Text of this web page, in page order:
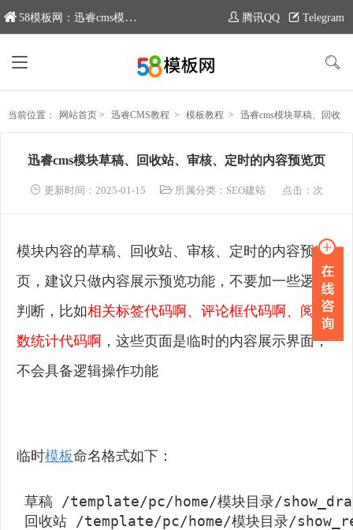
58模板网：迅睿cms模板专业分享平台，新域名：www.moban58.com 腾讯QQ Telegram
当前位置： 网站首页 > 迅睿CMS教程 > 模板教程 > 迅睿cms模块草稿、回收站、审核、定时的内容预览页
迅睿cms模块草稿、回收站、审核、定时的内容预览页
更新时间：2025-01-15 所属分类： SEO建站 点击： 次
模块内容的草稿、回收站、审核、定时的内容预览
页，建议只做内容展示预览功能，不要加一些逻辑
判断，比如相关标签代码啊、评论框代码啊、阅读
数统计代码啊 ，这些页面是临时的内容展示界面，
不会具备逻辑操作功能
临时模板命名格式如下：
草稿 /template/pc/home/模块目录/
回收站 /template/pc/home/模块目录/